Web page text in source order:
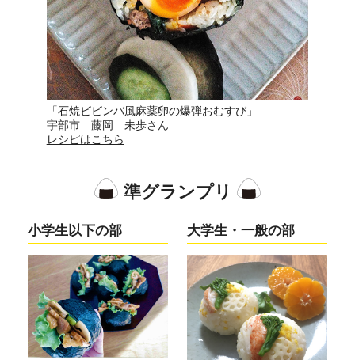
「石焼ビビンバ風麻薬卵の爆弾おむすび」
宇部市 藤岡 未歩さん
レシピはこちら
準グランプリ
小学生以下の部 大学生・一般の部